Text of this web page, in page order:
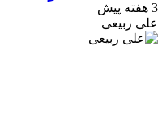
3 هفته پیش
علی ربیعی